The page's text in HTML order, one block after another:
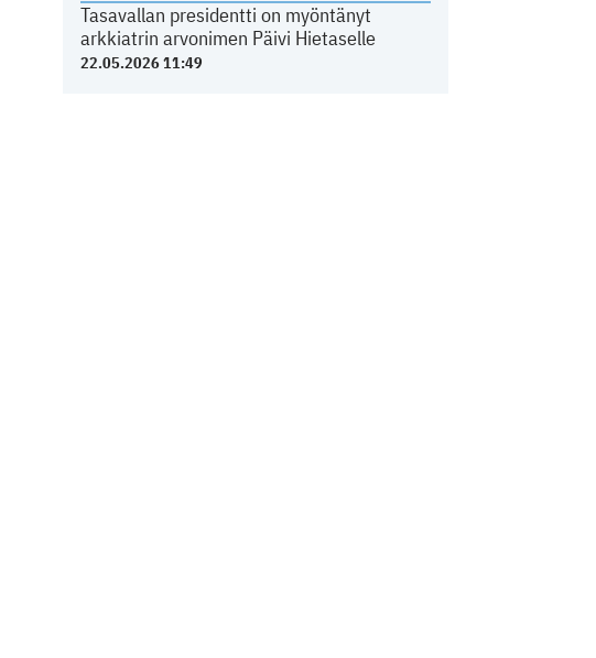
Tasavallan presidentti on myöntänyt
arkkiatrin arvonimen Päivi Hietaselle
22.05.2026 11:49